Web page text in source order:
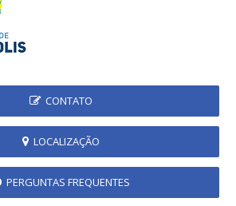
CONTATO
LOCALIZAÇÃO
PERGUNTAS FREQUENTES